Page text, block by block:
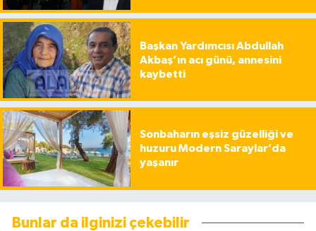
Başkan Yardımcısı Abdullah
Akbaş’ın acı günü, annesini
kaybetti
Sonbaharın eşsiz güzelliği ve
huzuru Modern Saraylar’da
yaşanır
Bunlar da ilginizi çekebilir